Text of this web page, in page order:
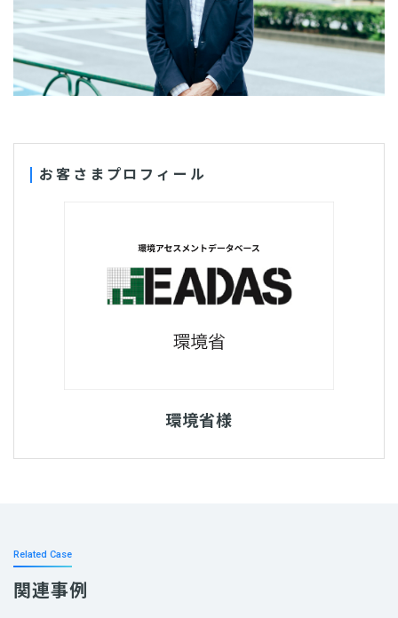
お客さまプロフィール
環境省様
Related Case
関連事例